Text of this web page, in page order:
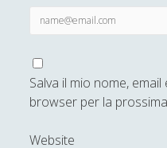
Giada Salvati
Giangiuseppe Pili
Giorgio Della Rocca
Giovanni Ingrosso
Giuseppe Cacciatore
Salva il mio nome,
browser per la
Website